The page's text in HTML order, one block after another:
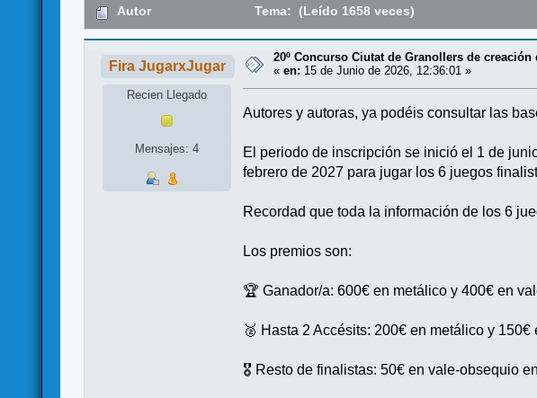
Autor Tema: (Leído 1658 veces)
Fira JugarxJugar
Recien Llegado
Mensajes: 4
20º Concurso Ciutat de Granollers de creación
«en: 15 de Junio de 2026, 12:36:01 »
Autores y autoras, ya podéis consultar las
El periodo de inscripción se inició el 1 de
febrero de 2027 para jugar los 6 juegos
Recordad que toda la información de los 6
Los premios son:
🏆 Ganador/a: 600€ en metálico y 400€ en
🥈 Hasta 2 Accésits: 200€ en metálico y
🎖️ Resto de finalistas: 50€ en vale-obsequio